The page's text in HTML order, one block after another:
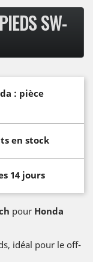
SW-
: pièce
en stock
14 jours
pour Honda
idéal pour le off-